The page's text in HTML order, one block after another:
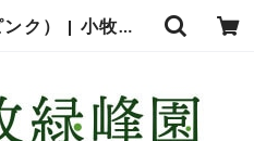
峰のかおり（ピンク） | 小牧緑峰園